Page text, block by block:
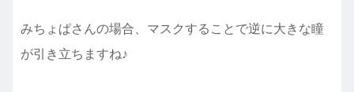
みちょぱさんの場合、マスクすることで逆に大きな瞳
が引き立ちますね♪